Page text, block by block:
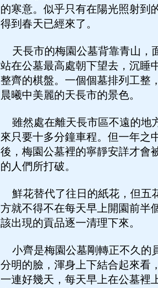
的寒意。似乎只有在陽光照射到
得到春天已經來了。
天長市的梅園公墓背靠青山，
站在公墓最高處朝下望去，沉睡
整齊的棋盤。一個個墓排列工整
晨曦中美麗的天長市的景色。
雖然處在離天長市區不遠的地
來只要十多分鐘車程。但一年之
後，梅園公墓裡的寧靜安詳才會
的人們所打破。
鮮花替代了往日的紙花，但五
方就不得不在每天早上開園前半
該出現的貢品逐一清理下來。
小齊是梅園公墓剛轉正不久的
分明的臉，渾身上下結合起來看
一連好幾天，每天早上在公墓裡